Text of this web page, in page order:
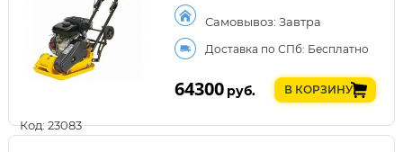
Код: 23083
Самовывоз: Завтра
Доставка по СПб: Бесплатно
64300 руб. В КОРЗИНУ